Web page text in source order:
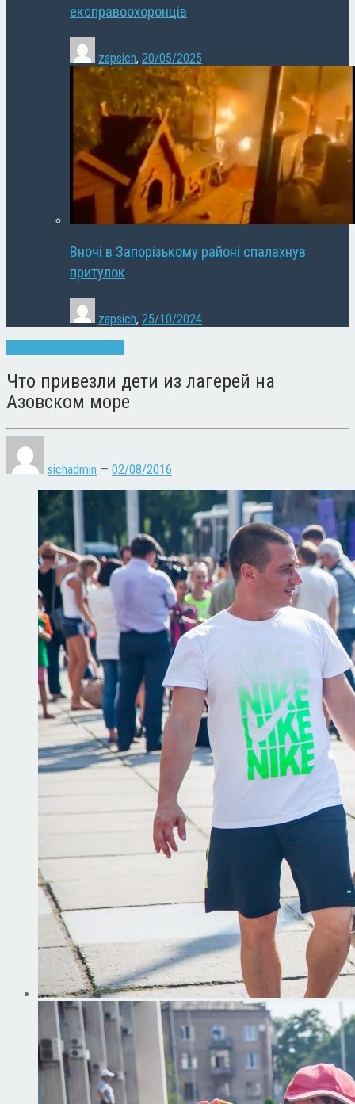
експравоохоронців
zapsich, 20/05/2025
Вночі в Запорізькому районі спалахнув
притулок
zapsich, 25/10/2024
Что привезли дети из лагерей на
Азовском море
sichadmin — 02/08/2016